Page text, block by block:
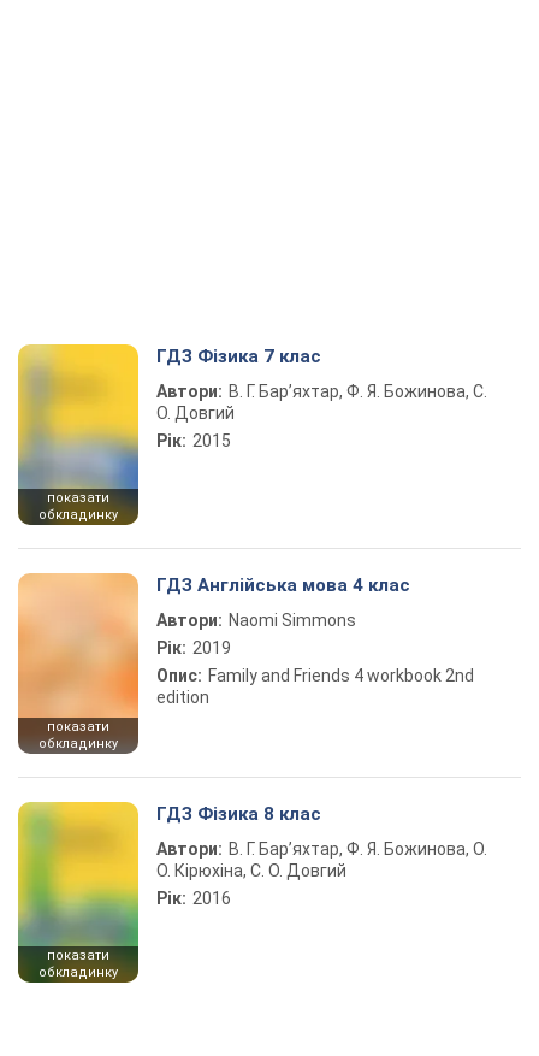
показати
обкладинку
ГДЗ Фізика 7 клас
Автори: В. Г. Бар’яхтар, Ф. Я. Божинова, С.
О. Довгий
Рік: 2015
показати
обкладинку
ГДЗ Англійська мова 4 клас
Автори: Naomi Simmons
Рік: 2019
Опис: Family and Friends 4 workbook 2nd
edition
показати
обкладинку
ГДЗ Фізика 8 клас
Автори: В. Г. Бар’яхтар, Ф. Я. Божинова, О.
О. Кірюхіна, С. О. Довгий
Рік: 2016